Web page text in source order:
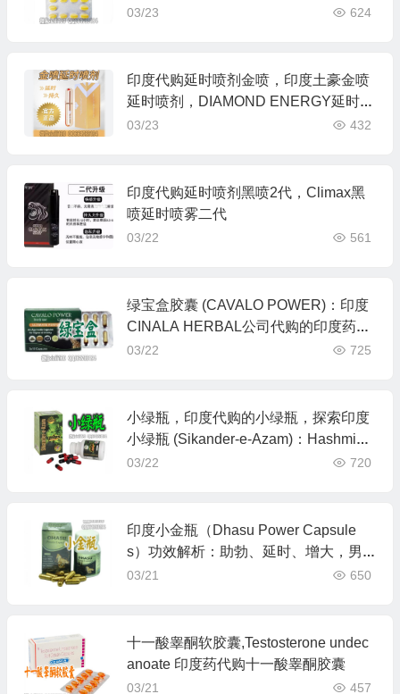
药
03/23 624
印度代购延时喷剂金喷，印度土豪金喷
延时喷剂，DIAMOND ENERGY延时喷
雾
03/23 432
印度代购延时喷剂黑喷2代，Climax黑
喷延时喷雾二代
03/22 561
绿宝盒胶囊 (CAVALO POWER)：印度
CINALA HERBAL公司代购的印度药阿
育吠陀男性活力之源：绿宝盒
03/22 725
小绿瓶，印度代购的小绿瓶，探索印度
小绿瓶 (Sikander-e-Azam)：Hashmi公
司的传统草药精华
03/22 720
印度小金瓶（Dhasu Power Capsule
s）功效解析：助勃、延时、增大，男
性健康首选
03/21 650
十一酸睾酮软胶囊,Testosterone undec
anoate 印度药代购十一酸睾酮胶囊
03/21 457